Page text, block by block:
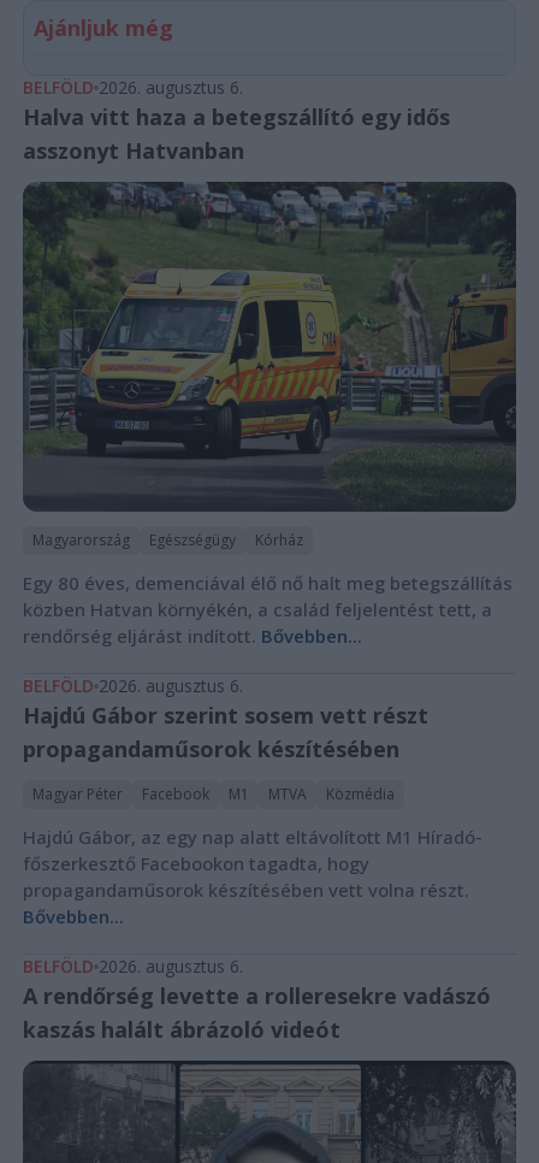
Ajánljuk még
BELFÖLD 2026. augusztus 6.
Halva vitt haza a betegszállító egy idős
asszonyt Hatvanban
Magyarország Egészségügy Kórház
Egy 80 éves, demenciával élő nő halt meg betegszállítás
közben Hatvan környékén, a család feljelentést tett, a
rendőrség eljárást indított. Bővebben...
BELFÖLD 2026. augusztus 6.
Hajdú Gábor szerint sosem vett részt
propagandaműsorok készítésében
Magyar Péter Facebook M1 MTVA Közmédia
Hajdú Gábor, az egy nap alatt eltávolított M1 Híradó-
főszerkesztő Facebookon tagadta, hogy
propagandaműsorok készítésében vett volna részt.
Bővebben...
BELFÖLD 2026. augusztus 6.
A rendőrség levette a rolleresekre vadászó
kaszás halált ábrázoló videót